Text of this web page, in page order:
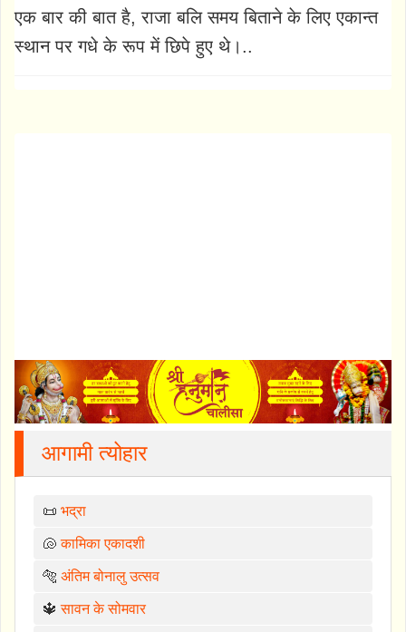
एक बार की बात है, राजा बलि समय बिताने के लिए एकान्त
स्थान पर गधे के रूप में छिपे हुए थे।..
आगामी त्योहार
📜 भद्रा
🐚कामिका एकादशी
🐅 अंतिम बोनालु उत्सव
🔱सावन के सोमवार